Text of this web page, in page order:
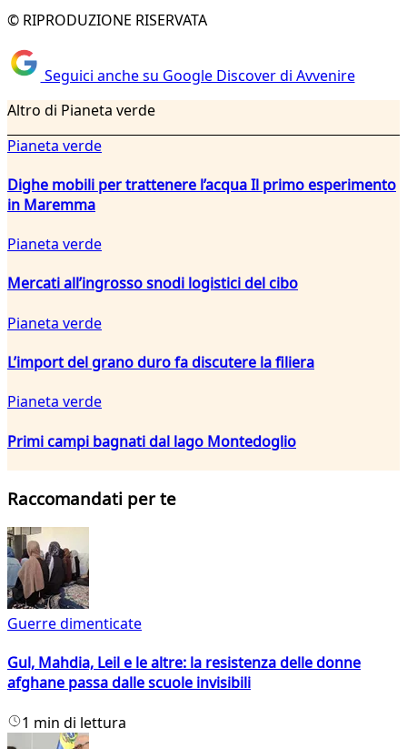
© RIPRODUZIONE RISERVATA
Seguici anche su Google Discover di Avvenire
Altro di Pianeta verde
Pianeta verde
Dighe mobili per trattenere l’acqua Il primo esperimento
in Maremma
Pianeta verde
Mercati all’ingrosso snodi logistici del cibo
Pianeta verde
L’import del grano duro fa discutere la filiera
Pianeta verde
Primi campi bagnati dal lago Montedoglio
Raccomandati per te
Guerre dimenticate
Gul, Mahdia, Leil e le altre: la resistenza delle donne
afghane passa dalle scuole invisibili
1 min di lettura